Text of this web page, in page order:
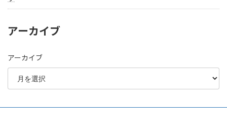
アーカイブ
アーカイブ